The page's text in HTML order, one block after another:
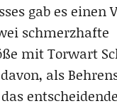
gab es einen
schmerzhafte
mit Torwart
als